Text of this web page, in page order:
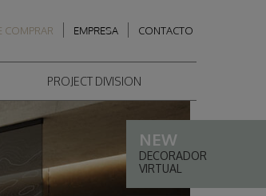
COMPRAR EMPRESA CONTACTO
PROJECT DIVISION
DECORADOR
VIRTUAL